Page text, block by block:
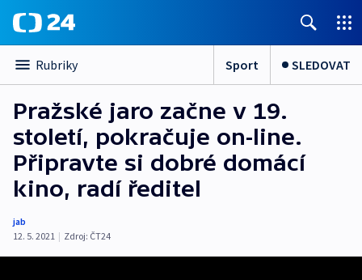
Rubriky Sport SLEDOVAT
Pražské jaro začne v 19.
století, pokračuje on-line.
Připravte si dobré domácí
kino, radí ředitel
jab
12. 5. 2021 | Zdroj: ČT24